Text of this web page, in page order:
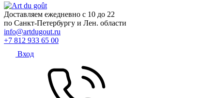
Доставляем ежедневно с 10 до 22
по Санкт-Петербургу и Лен. области
info@artdugout.ru
+7 812 933 65 00
Вход